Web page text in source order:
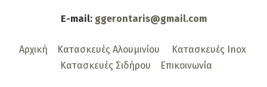
E-mail: ggerontaris@gmail.com
Αρχική Κατασκευές Αλουμινίου
Κατασκευές Inox
Κατασκευές Σιδήρου
Επικοινωνία